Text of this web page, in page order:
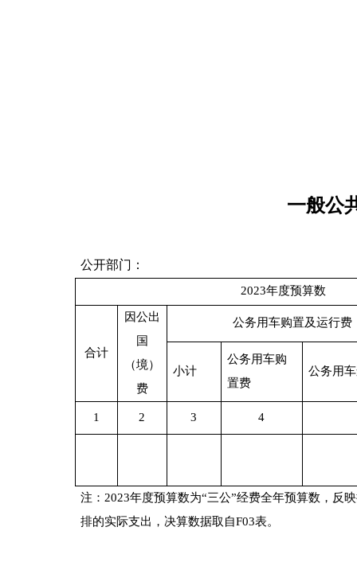
一般公
公开部门：
2023年度预算数
合计
因公出
国
（境）
费
公务用车购置及运行费
小计
公务用车购
置费
公务用
1 2 3 4
注： 2023年度预算数为“三公”经费全年预算数， 反
排的实际支出， 决算数据取自F03表。